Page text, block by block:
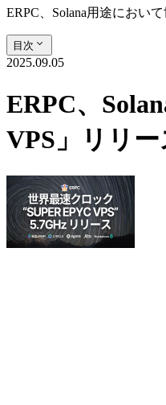
ERPC、Solana用途におい
目次
2025.09.05
ERPC、
VPS」リリ